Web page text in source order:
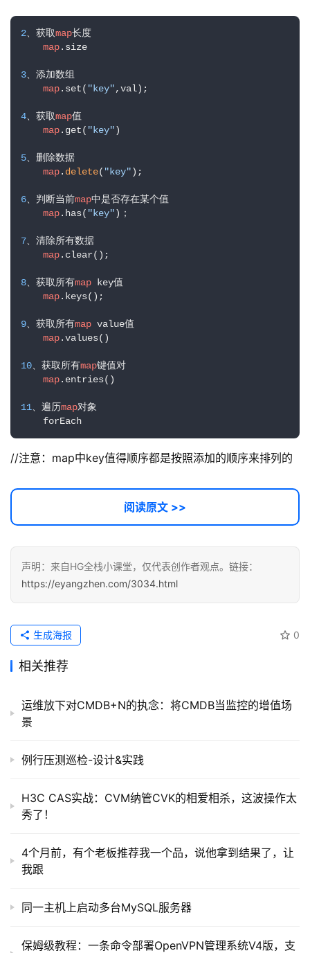
2、获取map长度
map.size
3、添加数组
map.set( "key",val);
4、获取map值
map.get( "key")
5、删除数据
map. delete( "key");
6、判断当前map中是否存在某个值
map.has( "key")；
7、清除所有数据
map.clear();
8、获取所有map key值
map.keys();
9、获取所有map value值
map.values()
10、获取所有map键值对
map.entries()
11、遍历map对象
    forEach
//注意：map中key值得顺序都是按照添加的顺序来排列的
阅读原文 >>
声明：来自HG全栈小课堂，仅代表创作者观点。链接：
https://eyangzhen.com/3034.html
0
生成海报
相关推荐
运维放下对CMDB+N的执念：将CMDB当监控的增值场
景
例行压测巡检-设计&实践
H3C CAS实战：CVM纳管CVK的相爱相杀，这波操作太
秀了！
4个月前，有个老板推荐我一个品，说他拿到结果了，让
我跟
同一主机上启动多台MySQL服务器
保姆级教程：一条命令部署OpenVPN管理系统V4版，支